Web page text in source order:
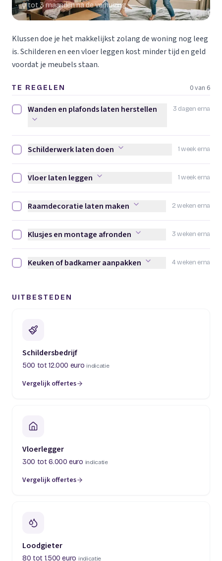
0 tot 3 maanden na de verhuizing
Klussen doe je het makkelijkst zolang de woning nog leeg
is. Schilderen en een vloer leggen kost minder tijd en geld
voordat je meubels staan.
TE REGELEN 0 van 6
3 dagen erna
Wanden en plafonds laten herstellen afvinken
Wanden en plafonds laten herstellen
1 week erna
Schilderwerk laten doen afvinken
Schilderwerk laten doen
1 week erna
Vloer laten leggen afvinken
Vloer laten leggen
2 weken erna
Raamdecoratie laten maken afvinken
Raamdecoratie laten maken
3 weken erna
Klusjes en montage afronden afvinken
Klusjes en montage afronden
4 weken erna
Keuken of badkamer aanpakken afvinken
Keuken of badkamer aanpakken
UITBESTEDEN
Schildersbedrijf
500 tot 12.000 euro indicatie
Vergelijk offertes
(opent in een nieuw tabblad)
Vloerlegger
300 tot 6.000 euro indicatie
Vergelijk offertes
(opent in een nieuw tabblad)
Loodgieter
80 tot 1.500 euro indicatie